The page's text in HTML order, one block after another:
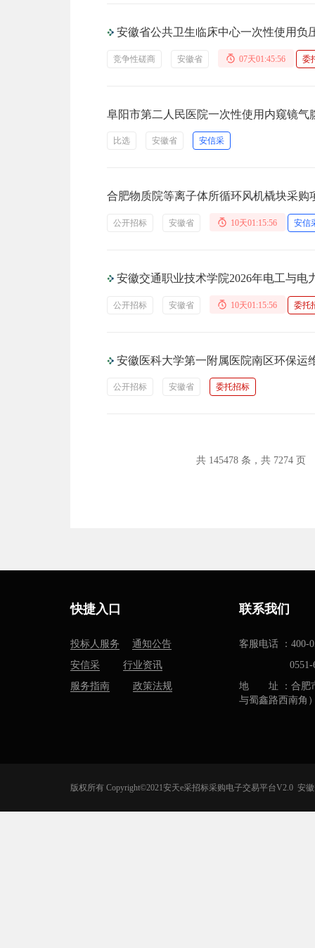
安徽省公共卫生临床中心一次性使用负
竞争性磋商 安徽省 07天01:45:56 委
阜阳市第二人民医院一次性使用内窥镜气腹穿刺套管
比选 安徽省 安信采
合肥物质院等离子体所循环风机橇块采购
公开招标 安徽省 10天01:15:56 安信
安徽交通职业技术学院2026年电工与电
公开招标 安徽省 10天01:15:56 委托
安徽医科大学第一附属医院南区环保运
公开招标 安徽省 委托招标
共 145478 条，共 7274 页
快捷入口
投标人服务
通知公告
安信采
行业资讯
服务指南
政策法规
联系我们
客服电话 ：400-
0551-
地 址 ：合肥市
与蜀鑫路西南角
版权所有 Copyright©2021安天e采招标采购电子交易平台V2.0 安